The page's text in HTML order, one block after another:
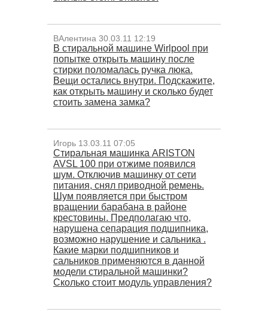
ВАлентина 30.03.11 12:19
В стиральной машине Wirlpool при
попытке открыть машину после
стирки поломалась ручка люка.
Вещи остались внутри. Подскажите,
как открыть машину и сколько будет
стоить замена замка?
Игорь 13.03.11 07:05
Стиральная машинка ARISTON
AVSL 100 при отжиме появился
шум. Отключив машинку от сети
питания, снял приводной ремень.
Шум появляется при быстром
вращении барабана в районе
крестовины. Предполагаю что,
нарушена сепарация подшипника,
возможно нарушение и сальника .
Какие марки подшипников и
сальников применяются в данной
модели стиральной машинки?
Сколько стоит модуль управления?